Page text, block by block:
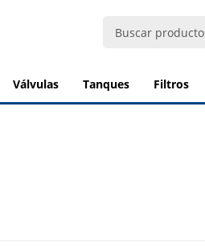
válvulas tanques filtros